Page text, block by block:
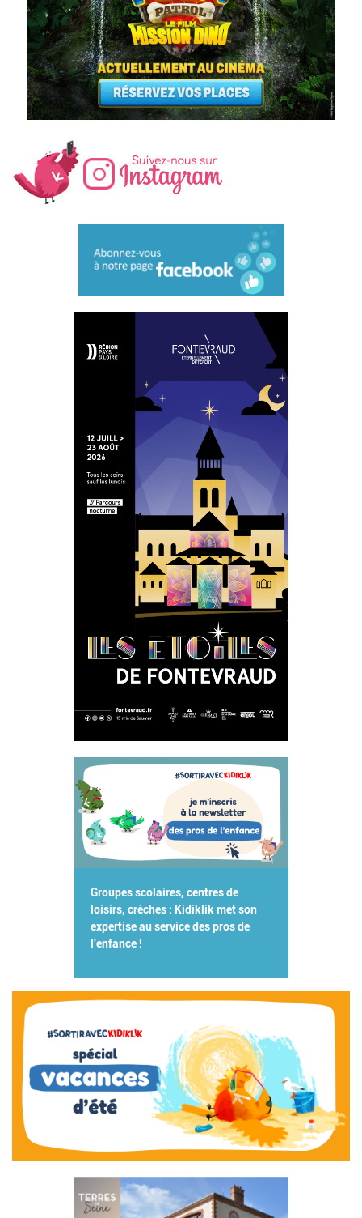
Groupes scolaires, centres de
loisirs, crèches : Kidiklik met son
expertise au service des pros de
l'enfance !